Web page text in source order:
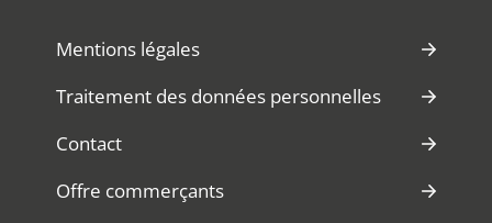
Mentions légales
Traitement des données personnelles
Contact
Offre commerçants